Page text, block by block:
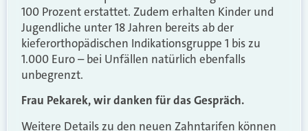
100 Prozent erstattet. Zudem erhalten Kinder und
Jugendliche unter 18 Jahren bereits ab der
kieferorthopädischen Indikationsgruppe 1 bis zu
1.000 Euro – bei Unfällen natürlich ebenfalls
unbegrenzt.
Frau Pekarek, wir danken für das Gespräch.
Weitere Details zu den neuen Zahntarifen können